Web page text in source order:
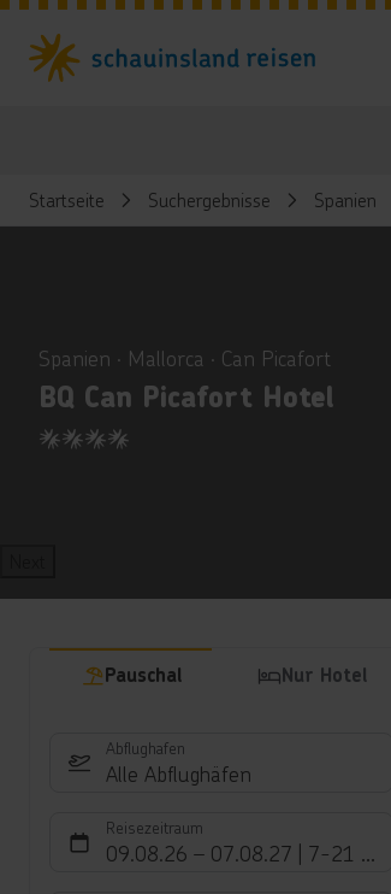
Startseite Suchergebnisse Spanien
Spanien ∙ Mallorca ∙ Can Picafort
BQ Can Picafort Hotel
4
Pauschal Nur Hotel
Abflughafen
Alle Abflughäfen
Reisezeitraum
09.08.26 – 07.08.27 7-21